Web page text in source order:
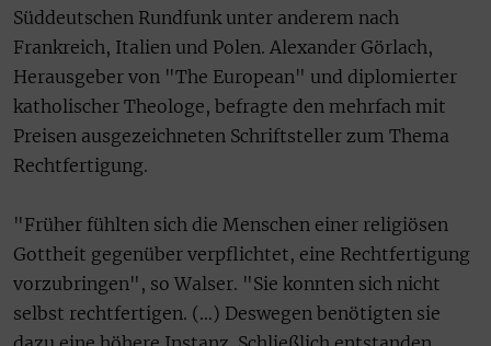
Süddeutschen Rundfunk unter anderem nach
Frankreich, Italien und Polen. Alexander Görlach,
Herausgeber von "The European" und diplomierter
katholischer Theologe, befragte den mehrfach mit
Preisen ausgezeichneten Schriftsteller zum Thema
Rechtfertigung.
"Früher fühlten sich die Menschen einer religiösen
Gottheit gegenüber verpflichtet, eine Rechtfertigung
vorzubringen", so Walser. "Sie konnten sich nicht
selbst rechtfertigen. (…) Deswegen benötigten sie